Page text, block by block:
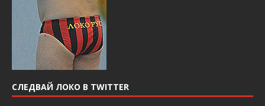
СЛЕДВАЙ ЛОКО В TWITTER